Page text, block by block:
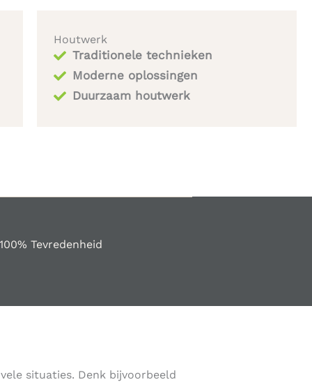
Houtwerk
Traditionele technieken
Moderne oplossingen
Duurzaam houtwerk
Tevredenheid
situaties. Denk bijvoorbeeld